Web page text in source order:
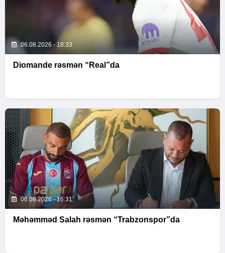
06.08.2026 - 18:33
Diomande rəsmən “Real”da
06.08.2026 - 16:31
Məhəmməd Salah rəsmən “Trabzonspor”da